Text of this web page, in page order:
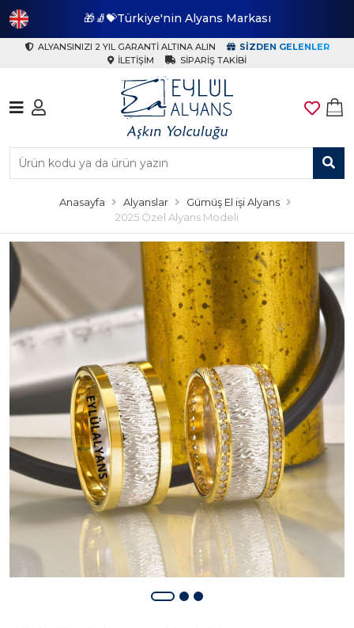
🎁🧦💝Türkiye'nin Alyans Markası
ALYANSINIZI 2 YIL GARANTI ALTINA ALIN
SIZDEN GELENLER
İLETIŞIM
SIPARIŞ TAKIBI
Anasayfa Alyanslar
Gümüş El işi Alyans
2025 Özel Alyans Modeli